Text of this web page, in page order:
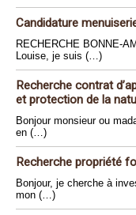
Candidature
RECHERCHE BONNE-
Louise, je suis (…)
Recherche contrat
et protection de la
Bonjour monsieur ou
en (…)
Recherche propriété
Bonjour, je cherche à
mon (…)